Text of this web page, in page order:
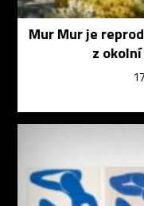
Mur Mur je
z